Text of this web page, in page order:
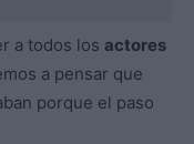
a todos los actores
a pensar que
porque el paso